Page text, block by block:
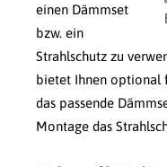
einen Dämmset
bzw. ein
Strahlschutz zu
bietet Ihnen optional
das passende
Montage das